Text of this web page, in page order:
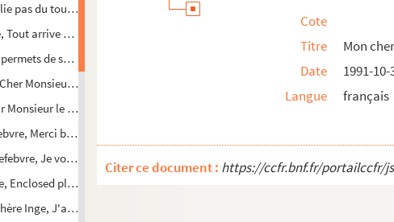
pas du tout notre dernière discussion
Tout arrive en effet
de solliciter votre aide
Monsieur, Je n'ai malheureusement pas eu le plaisir de vous accueillir à
Monsieur le Président de la République
Merci beaucoup pour les partitions
Je vous remercie de tout cœur
Enclosed please find a few postcards from Kazimierz Dolny
Inge, J'ai été très heureux de participer
Cote
Titre
Mon
Date
1991-10-
Langue
français
Citer ce document : https://ccfr.bnf.fr/portailccfr/